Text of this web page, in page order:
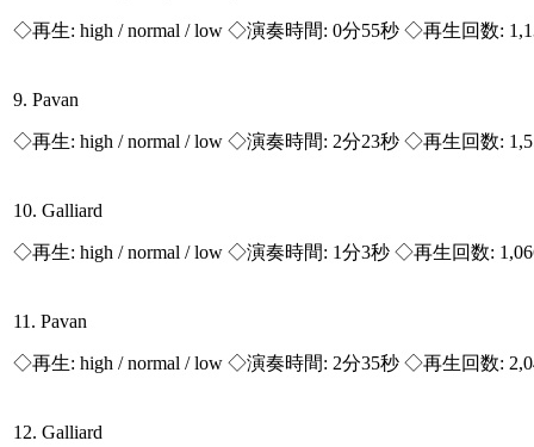
◇再生: high / normal / low ◇演奏時間: 0分55秒 ◇再生回数:
9. Pavan
◇再生: high / normal / low ◇演奏時間: 2分23秒 ◇再生回数:
10. Galliard
◇再生: high / normal / low ◇演奏時間: 1分3秒 ◇再生回数:
11. Pavan
◇再生: high / normal / low ◇演奏時間: 2分35秒 ◇再生回数:
12. Galliard